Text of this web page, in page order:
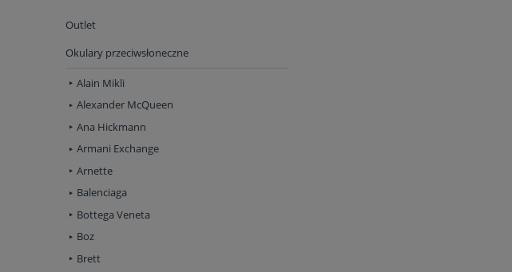
Outlet
Okulary przeciwsłoneczne
Alain Mikli
Alexander McQueen
Ana Hickmann
Armani Exchange
Arnette
Balenciaga
Bottega Veneta
Boz
Brett